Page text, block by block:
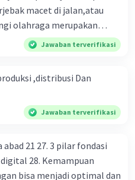
macet di jalan,atau
olahraga merupakan
[3] Jika Anda termasuk
melakukan berbagai
karena membuat Anda
[5] Gaya hidup sedentari
penduduk kota,
menggunakan aplikasi
Anda? [7] Selain itu, tilik
sudah Anda dapatkan
Jawaban terverifikasi
,distribusi Dan
Jawaban terverifikasi
21 27. 3 pilar fondasi
28. Kemampuan
bisa menjadi optimal dan